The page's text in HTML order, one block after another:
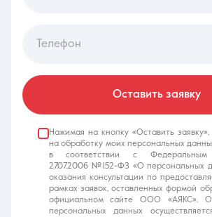
Телефон
Оставить заявку
Нажимая на кнопку «Оставить
на обработку моих персональных
в соответствии с
27.07.2006 №152-ФЗ «О персональных
оказания консультации по
рамках заявок, оставленных формой
официальном сайте ООО «АЯКС».
персональных данных